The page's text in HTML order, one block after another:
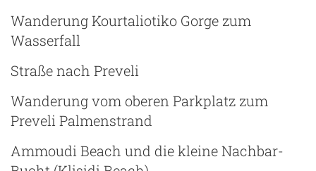
Wanderung Kourtaliotiko Gorge zum
Wasserfall
Straße nach Preveli
Wanderung vom oberen Parkplatz zum
Preveli Palmenstrand
Ammoudi Beach und die kleine Nachbar-